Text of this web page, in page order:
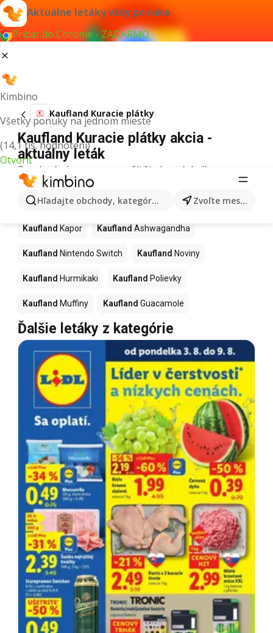
Aktuálne letáky vždy po ruke
Pridať do Chrome - ZADARMO
Kimbino
Všetky ponuky na jednom mieste
(14,1 tis. hodnotení)
Otvoriť
Hľadajte obchody, kategórie, produkty... Zvoľte mesto
Kaufland Kuracie plátky
Kaufland Kuracie plátky akcia -
aktuálny leták
Pre daný výraz sme nenašli žiadne výsledky.
Ďalšie produkty v obchodoch
Kaufland
Kaufland Kapor Kaufland Ashwagandha
Kaufland Nintendo Switch Kaufland Noviny
Kaufland Hurmikaki Kaufland Polievky
Kaufland Muffiny Kaufland Guacamole
Ďalšie letáky z kategórie